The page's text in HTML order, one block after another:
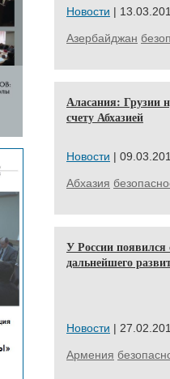
Новости |
Азербайджан
Аласания: Грузии
счету Абхазией
Новости |
Абхазия
У России появился
дальнейшего
Новости |
Армения